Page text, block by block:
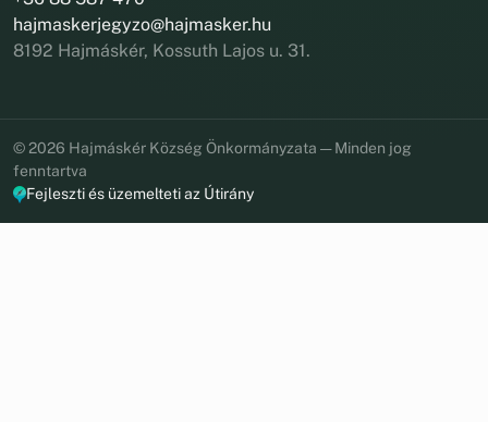
hajmaskerjegyzo@hajmasker.hu
8192 Hajmáskér, Kossuth Lajos u. 31.
© 2026 Hajmáskér Község Önkormányzata — Minden jog
fenntartva
Fejleszti és üzemelteti az Útirány